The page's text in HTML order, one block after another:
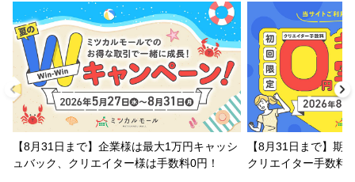
【8月31日まで】企業様は最大1万円キャッシ
ュバック、クリエイター様は手数料0円！
【8月31日まで】期
クリエイター手数料